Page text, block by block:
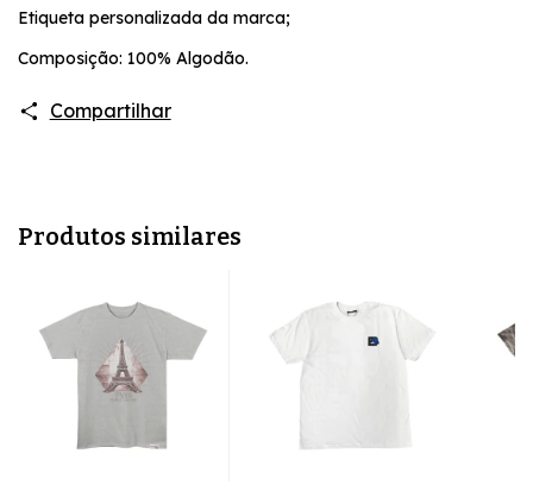
Etiqueta personalizada da marca;
Composição: 100% Algodão.
Compartilhar
Produtos similares